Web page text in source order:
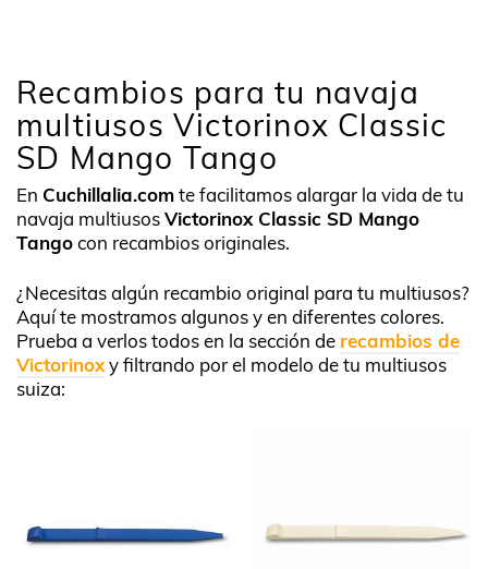
Recambios para tu navaja
multiusos Victorinox Classic
SD Mango Tango
En Cuchillalia.comte facilitamos alargar la vida de tu
navaja multiusosVictorinox Classic SD Mango
Tangocon recambios originales.
¿Necesitas algún recambio original para tu multiusos?
Aquí te mostramos algunos y en diferentes colores.
Prueba a verlos todos en la sección de recambios de
Victorinoxy filtrando por el modelo de tu multiusos
suiza: